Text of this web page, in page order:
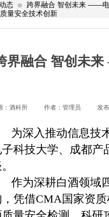
态 ⊙
跨界融合 智创未来 ——电
量安全技术创新
界融合 智创未
： 酒科所 作者： 管理员 发
为深入推动信息技
子科技大学、成都产
作为深耕白酒领域
凭借CMA国家资